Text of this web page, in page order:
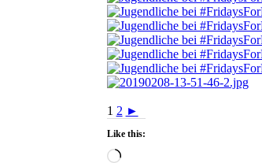
1 2 ►
Like this:
Loading…